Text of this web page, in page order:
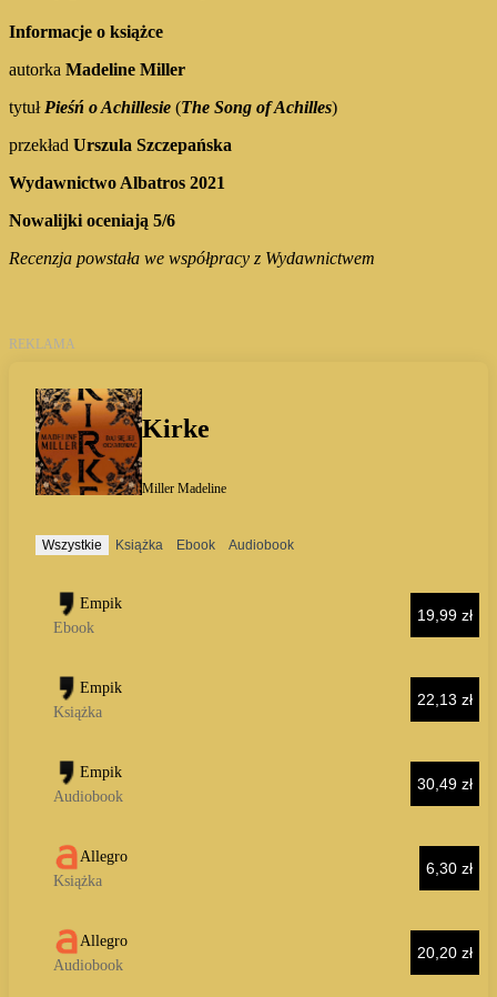
Informacje o książce
autorka Madeline Miller
tytuł Pieśń o Achillesie (The Song of Achilles)
przekład Urszula Szczepańska
Wydawnictwo Albatros 2021
Nowalijki oceniają 5/6
Recenzja powstała we współpracy z Wydawnictwem